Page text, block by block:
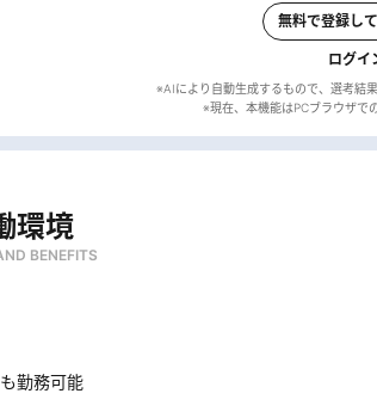
無料で登録し
ログイ
※AIにより自動生成するもので、選考結
環境
BENEFITS
勤務可能